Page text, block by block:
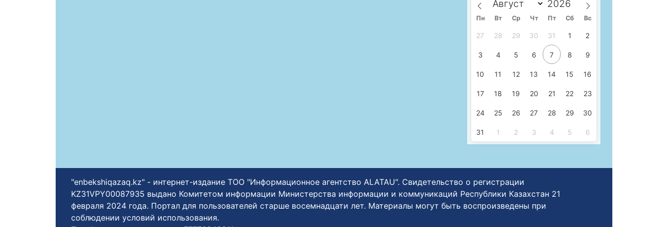
Пн Вт Ср Чт Пт Сб Вс
27 28 29 30 31 1 2
3 4 5 6 7 8 9
10 11 12 13 14 15 16
17 18 19 20 21 22 23
24 25 26 27 28 29 30
31 1 2 3 4 5 6
"enbekshiqazaq.kz" - интернет-издание ТОО "Информационное агентство ALATAU". Свидетельство о регистрации
KZ31VPY00087935 выдано Комитетом информации Министерства информации и коммуникаций Республики Казахстан 21
февраля 2024 года. Портал для пользователей старше восемнадцати лет. Материалы могут быть воспроизведены при
соблюдении условий использования.